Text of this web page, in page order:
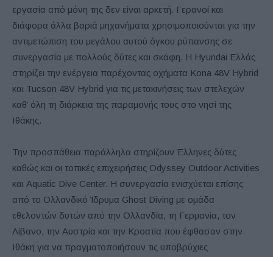
εργασία από μόνη της δεν είναι αρκετή. Γερανοί και
διάφορα άλλα βαριά μηχανήματα χρησιμοποιούνται για την
αντιμετώπιση του μεγάλου αυτού όγκου ρύπανσης σε
συνεργασία με πολλούς δύτες και σκάφη. Η Hyundai Ελλάς
στηρίζει την ενέργεια παρέχοντας οχήματα Kona 48V Hybrid
και Tucson 48V Hybrid για τις μετακινήσεις των στελεχών
καθ’ όλη τη διάρκεια της παραμονής τους στο νησί της
Ιθάκης.
Την προσπάθεια παράλληλα στηρίζουν Έλληνες δύτες
καθώς και οι τοπικές επιχειρήσεις Odyssey Outdoor Activities
και Aquatic Dive Center. Η συνεργασία ενισχύεται επίσης
από το Ολλανδικό Ίδρυμα Ghost Diving με ομάδα
εθελοντών δυτών από την Ολλανδία, τη Γερμανία, τον
Λίβανο, την Αυστρία και την Κροατία που έφθασαν στην
Ιθάκη για να πραγματοποιήσουν τις υποβρύχιες